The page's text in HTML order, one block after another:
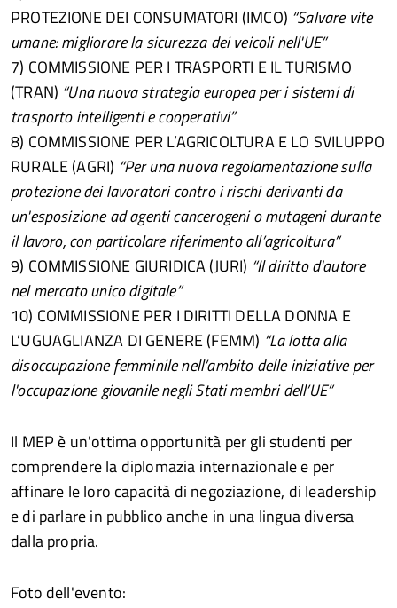
PROTEZIONE DEI CONSUMATORI (IMCO) “Salvare vite
umane: migliorare la sicurezza dei veicoli nell'UE”
7) COMMISSIONE PER I TRASPORTI E IL TURISMO
(TRAN) “Una nuova strategia europea per i sistemi di
trasporto intelligenti e cooperativi”
8) COMMISSIONE PER L’AGRICOLTURA E LO SVILUPPO
RURALE (AGRI) “Per una nuova regolamentazione sulla
protezione dei lavoratori contro i rischi derivanti da
un'esposizione ad agenti cancerogeni o mutageni durante
il lavoro, con particolare riferimento all’agricoltura”
9) COMMISSIONE GIURIDICA (JURI) “Il diritto d'autore
nel mercato unico digitale”
10) COMMISSIONE PER I DIRITTI DELLA DONNA E
L’UGUAGLIANZA DI GENERE (FEMM) “La lotta alla
disoccupazione femminile nell’ambito delle iniziative per
l'occupazione giovanile negli Stati membri dell’UE”
Il MEP è un'ottima opportunità per gli studenti per
comprendere la diplomazia internazionale e per
affinare le loro capacità di negoziazione, di leadership
e di parlare in pubblico anche in una lingua diversa
dalla propria.
Foto dell'evento: